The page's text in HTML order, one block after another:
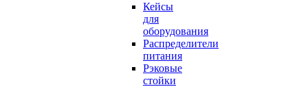
Кейсы
для
оборудования
Распределители
питания
Рэковые
стойки